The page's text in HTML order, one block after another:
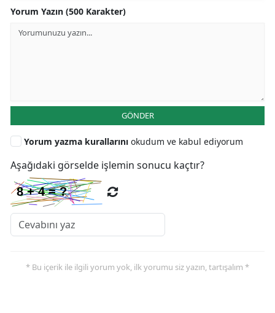
Yorum Yazın (500 Karakter)
GÖNDER
Yorum yazma kurallarını okudum ve kabul ediyorum
Aşağıdaki görselde işlemin sonucu kaçtır?
* Bu içerik ile ilgili yorum yok, ilk yorumu siz yazın, tartışalım *